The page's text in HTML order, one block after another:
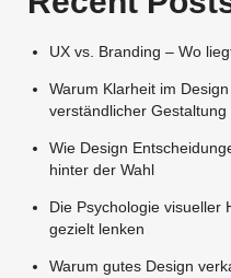
UX vs. Branding – Wo
Warum Klarheit im
verständlicher Gestaltung
Wie Design
hinter der Wahl
Die Psychologie visueller
gezielt lenken
Warum gutes Design